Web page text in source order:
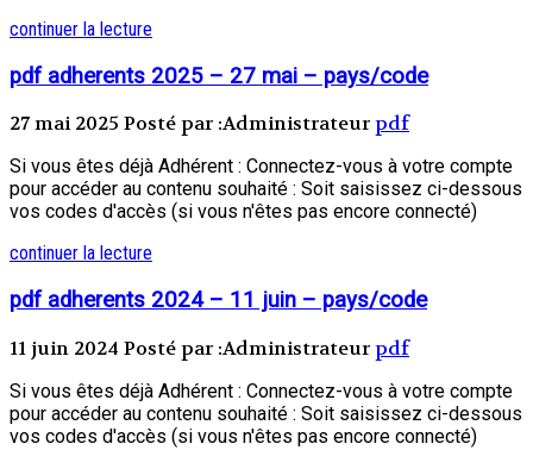
continuer la lecture
pdf adherents 2025 – 27 mai – pays/code
27 mai 2025 Posté par :Administrateurpdf
Si vous êtes déjà Adhérent : Connectez-vous à votre compte
pour accéder au contenu souhaité : Soit saisissez ci-dessous
vos codes d'accès (si vous n'êtes pas encore connecté)
continuer la lecture
pdf adherents 2024 – 11 juin – pays/code
11 juin 2024 Posté par :Administrateurpdf
Si vous êtes déjà Adhérent : Connectez-vous à votre compte
pour accéder au contenu souhaité : Soit saisissez ci-dessous
vos codes d'accès (si vous n'êtes pas encore connecté)